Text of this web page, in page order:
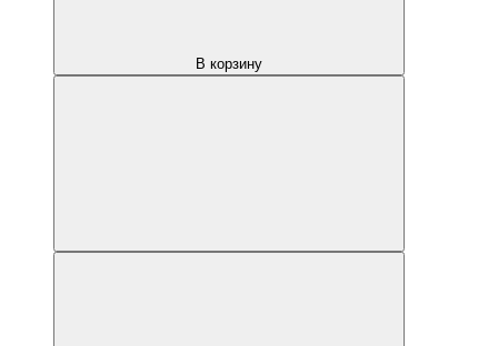
В корзину